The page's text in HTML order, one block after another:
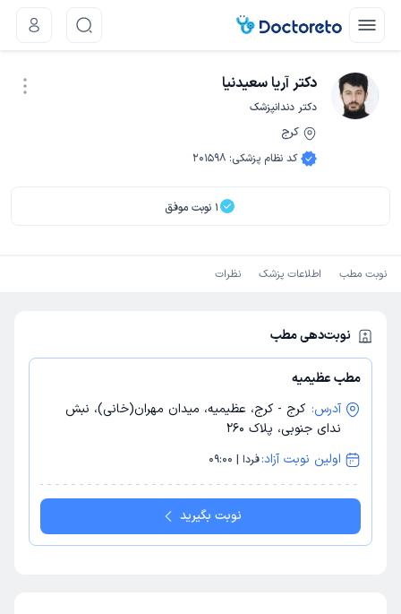
دکتر آریا سعیدنیا
دکتر دندانپزشک
کرج
کد نظام پزشکی:
201598
1 نوبت موفق
نوبت مطب اطلاعات پزشک نظرات
نوبت‌دهی مطب
مطب عظیمیه
آدرس: کرج - کرج، عظیمیه، میدان مهران(خانی)، نبش
ندای جنوبی، پلاک 260
اولین نوبت آزاد:فردا | 09:00
نوبت بگیرید